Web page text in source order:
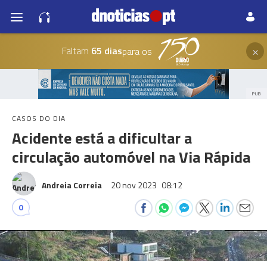
Faltam 65 diaspara os ×
PUB
CASOS DO DIA
Acidente está a dificultar a
circulação automóvel na Via Rápida
Andreia Correia 20 nov 2023 08:12
0